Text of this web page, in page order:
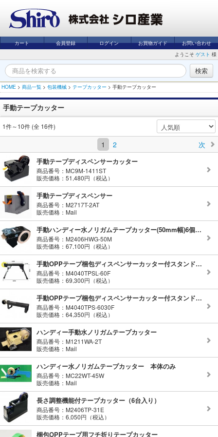
カート 会員登録 ログイン お買物ガイド
お問い合わせ
ようこそ ゲスト 様
HOME > 商品一覧 > 包装機械 > テープカッター > 手動テープカッター
手動テープカッター
1件～10件 (全 16件)
1 2 次
手動テープディスペンサーカッター
商品番号：MC9M-1411ST
販売価格：51,480円（税込）
手動テープディスペンサー
商品番号：M2717T-2AT
販売価格：Mail
手動ハンディー水ノリガムテープカッター(50mm幅)6個１式
商品番号：M2406HWG-50M
販売価格：67,100円（税込）
手動OPPテープ梱包ディスペンサーカッター付スタンド脚付(テープ幅60mm)
商品番号：M4040TPSL-60F
販売価格：69,300円（税込）
手動OPPテープ梱包ディスペンサーカッター付スタンド(テープ幅30-60mm)
商品番号：M4040TPS-6030F
販売価格：64,350円（税込）
ハンディー手動水ノリガムテープカッター
商品番号：M1211WA-2T
販売価格：Mail
ハンディー水ノリガムテープカッター 本体のみ
商品番号：MC22WT-45W
販売価格：Mail
長さ調整機能付テープカッター（6台入り）
商品番号：M2406TP-31E
販売価格：6,050円（税込）
梱包OPPテープ用フチ折りテープカッター